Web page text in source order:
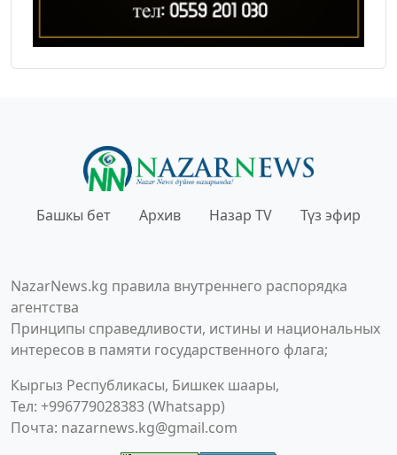
Башкы бет Архив Назар TV Түз эфир
NazarNews.kg правила внутреннего распорядка
агентства
Принципы справедливости, истины и национальных
интересов в памяти государственного флага;
Кыргыз Республикасы, Бишкек шаары,
Тел: +996779028383 (Whatsapp)
Почта: nazarnews.kg@gmail.com